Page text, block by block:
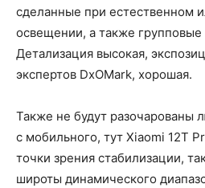
сделанные при естественном
освещении, а также групповые
Детализация высокая,
экспертов DxOMark, хорошая.
Также не будут разочарованы
с мобильного, тут Xiaomi 12T
точки зрения стабилизации,
широты динамического